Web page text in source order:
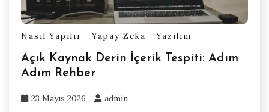
Nasıl Yapılır Yapay Zeka Yazılım
Açık Kaynak Derin İçerik Tespiti: Adım
Adım Rehber
23 Mayıs 2026 admin